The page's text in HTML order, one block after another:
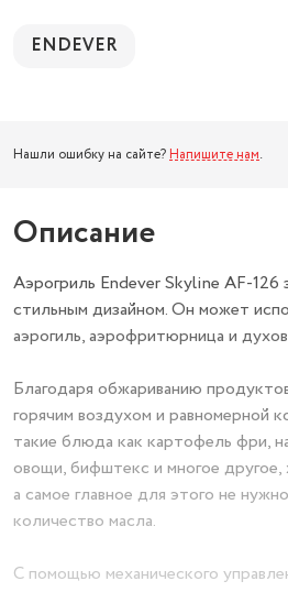
ENDEVER
Нашли ошибку на сайте? Напишите нам.
Описание
Аэрогриль Endever Skyline AF-126
стильным дизайном. Он может
аэрогиль, аэрофритюрница и
Благодаря обжариванию
горячим воздухом и равномерной
такие блюда как картофель фри,
овощи, бифштекс и многое
а самое главное для этого не
количество масла.
С помощью механического